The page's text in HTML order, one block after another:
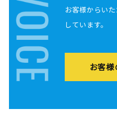
お客様からい
しています。
お客